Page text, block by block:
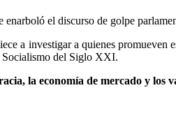
enarboló el discurso de golpe
a investigar a quienes
Socialismo del Siglo XXI.
la economía de mercado y los